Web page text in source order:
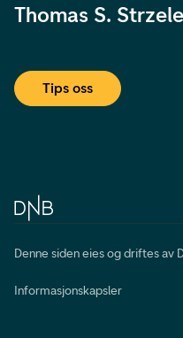
Thomas S.
Tips oss
Denne siden eies og driftes
Informasjonskapsler